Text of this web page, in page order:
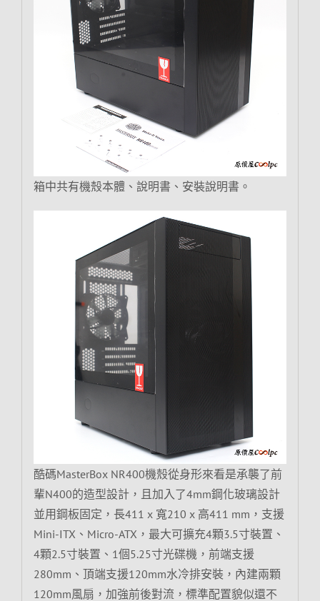
箱中共有機殼本體、說明書、安裝說明書。
酷碼MasterBox NR400機殼從身形來看是承襲了前
輩N400的造型設計，且加入了4mm鋼化玻璃設計
並用鋼板固定，長411 x 寬210 x 高411 mm，支援
Mini-ITX、Micro-ATX，最大可擴充4顆3.5寸裝置、
4顆2.5寸裝置、1個5.25寸光碟機，前端支援
280mm、頂端支援120mm水冷排安裝，內建兩顆
120mm風扇，加強前後對流，標準配置貌似還不